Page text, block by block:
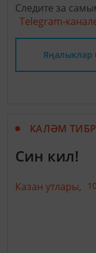
Следите за
Telegram-
Яңалыклар
КАЛӘМ
Син кил!
Казан утлары,